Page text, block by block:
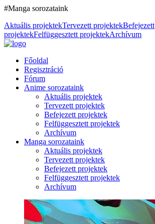
#Manga sorozataink
Aktuális projektekTervezett projektekBefejezett
projektekFelfüggesztett projektekArchívum
Főoldal
Regisztráció
Fórum
Anime sorozataink
Aktuális projektek
Tervezett projektek
Befejezett projektek
Felfüggesztett projektek
Archívum
Manga sorozataink
Aktuális projektek
Tervezett projektek
Befejezett projektek
Felfüggesztett projektek
Archívum